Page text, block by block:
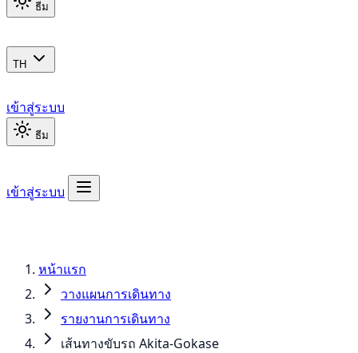
ธีม
TH
เข้าสู่ระบบ
ธีม
เข้าสู่ระบบ
หน้าแรก
วางแผนการเดินทาง
รายงานการเดินทาง
เส้นทางขับรถ Akita-Gokase